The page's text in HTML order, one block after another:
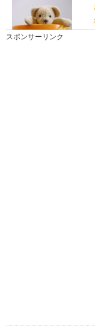
スポンサーリンク